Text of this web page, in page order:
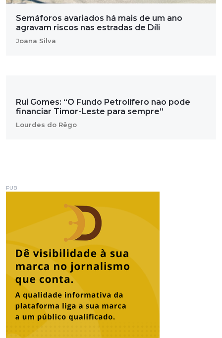
Semáforos avariados há mais de um ano
agravam riscos nas estradas de Díli
Joana Silva
Rui Gomes: “O Fundo Petrolífero não pode
financiar Timor-Leste para sempre”
Lourdes do Rêgo
PUB